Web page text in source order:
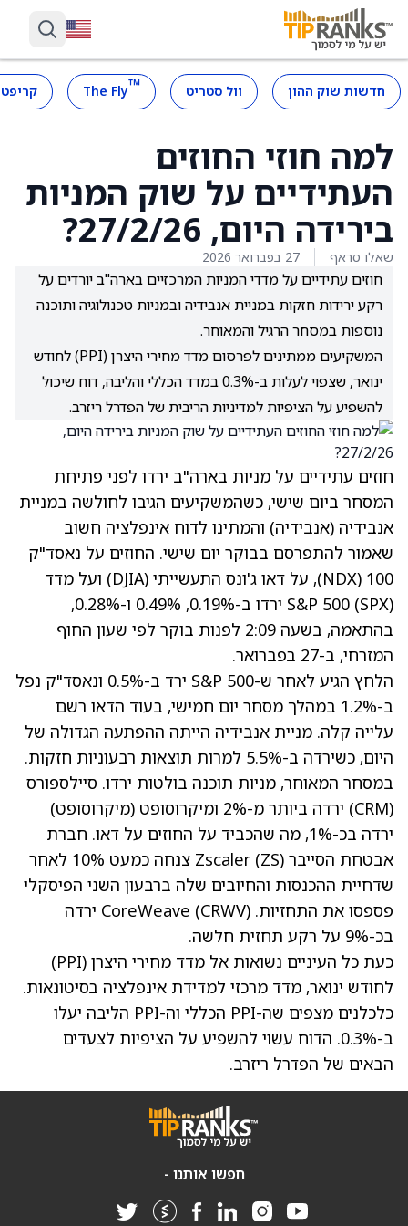
חדשות שוק ההון וול סטריט ™
The Fly
למה חוזי החוזים
העתידיים על שוק המניות
בירידה היום, 27/2/26?
שאלו סראף 27 בפברואר 2026
חוזים עתידיים על מדדי המניות המרכזיים בארה"ב יורדים על
רקע ירידות חזקות במניית אנבידיה ובמניות טכנולוגיה ותוכנה
נוספות במסחר הרגיל והמאוחר.
המשקיעים ממתינים לפרסום מדד מחירי היצרן (PPI) לחודש
ינואר, שצפוי לעלות ב-0.3% במדד הכללי והליבה, דוח שיכול
להשפיע על הציפיות למדיניות הריבית של הפדרל ריזרב.
חוזים עתידיים על מניות בארה"ב ירדו לפני פתיחת
המסחר ביום שישי, כשהמשקיעים הגיבו לחולשה במניית
אנבידיה (אנבידיה) והמתינו לדוח אינפלציה חשוב
שאמור להתפרסם בבוקר יום שישי. החוזים על נאסד"ק
100 (NDX), על דאו ג'ונס התעשייתי (DJIA) ועל מדד
S&P 500 (SPX) ירדו ב-0.19%, 0.49% ו-0.28%,
בהתאמה, בשעה 2:09 לפנות בוקר לפי שעון החוף
המזרחי, ב-27 בפברואר.
הלחץ הגיע לאחר ש-S&P 500 ירד ב-0.5% ונאסד"ק נפל
ב-1.2% במהלך מסחר יום חמישי, בעוד הדאו רשם
עלייה קלה. מניית אנבידיה הייתה ההפתעה הגדולה של
היום, כשירדה ב-5.5% למרות תוצאות רבעוניות חזקות.
במסחר המאוחר, מניות תוכנה בולטות ירדו. סיילספורס
(CRM)
ירדה ביותר מ-2% ומיקרוסופט
(מיקרוסופט)
ירדה בכ-1%, מה שהכביד על החוזים על דאו. חברת
אבטחת הסייבר Zscaler (ZS)
צנחה כמעט 10% לאחר
שדחיית ההכנסות והחיובים שלה ברבעון השני הפיסקלי
פספסו את התחזיות. CoreWeave (CRWV)
ירדה
בכ-9% על רקע תחזית חלשה.
כעת כל העיניים נשואות אל מדד מחירי היצרן (PPI)
לחודש ינואר, מדד מרכזי למדידת אינפלציה בסיטונאות.
כלכלנים מצפים שה-PPI הכללי וה-PPI הליבה יעלו
ב-0.3%. הדוח עשוי להשפיע על הציפיות לצעדים
הבאים של הפדרל ריזרב.
חפשו אותנו -